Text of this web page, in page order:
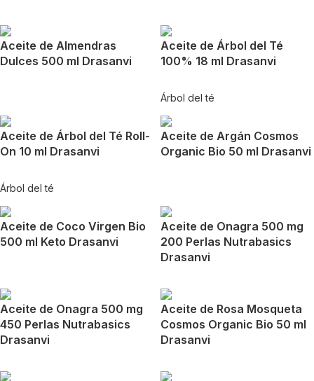
Aceite de Almendras
Dulces 500 ml Drasanvi
Aceite de Árbol del Té
100% 18 ml Drasanvi
Árbol del té
Aceite de Árbol del Té Roll-
On 10 ml Drasanvi
Árbol del té
Aceite de Argán Cosmos
Organic Bio 50 ml Drasanvi
Aceite de Coco Virgen Bio
500 ml Keto Drasanvi
Aceite de Onagra 500 mg
200 Perlas Nutrabasics
Drasanvi
Aceite de Onagra 500 mg
450 Perlas Nutrabasics
Drasanvi
Aceite de Rosa Mosqueta
Cosmos Organic Bio 50 ml
Drasanvi